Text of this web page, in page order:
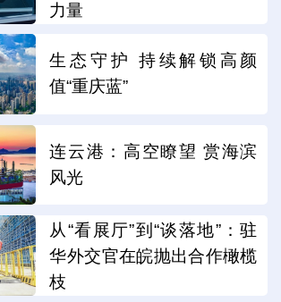
力量
生态守护 持续解锁高颜
值“重庆蓝”
连云港：高空瞭望 赏海滨
风光
从“看展厅”到“谈落地”：驻
华外交官在皖抛出合作橄榄
枝